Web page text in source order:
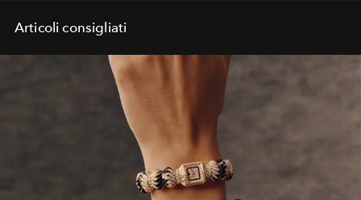
Articoli consigliati